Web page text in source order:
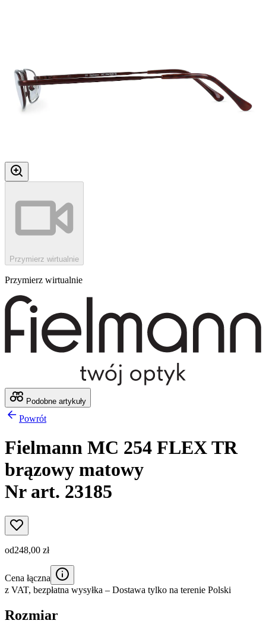
Przymierz wirtualnie
Przymierz wirtualnie
Podobne artykuły
Powrót
Fielmann MC 254 FLEX TR
brązowy matowy
Nr art. 23185
od248,00 zł
Cena łączna
z VAT, bezpłatna wysyłka – Dostawa tylko na terenie Polski
Rozmiar